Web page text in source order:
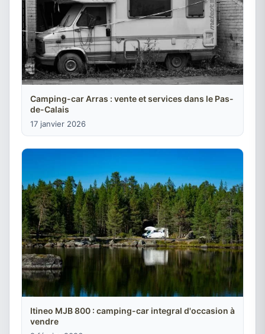
Camping-car Arras : vente et services dans le Pas-
de-Calais
17 janvier 2026
Itineo MJB 800 : camping-car integral d'occasion à
vendre